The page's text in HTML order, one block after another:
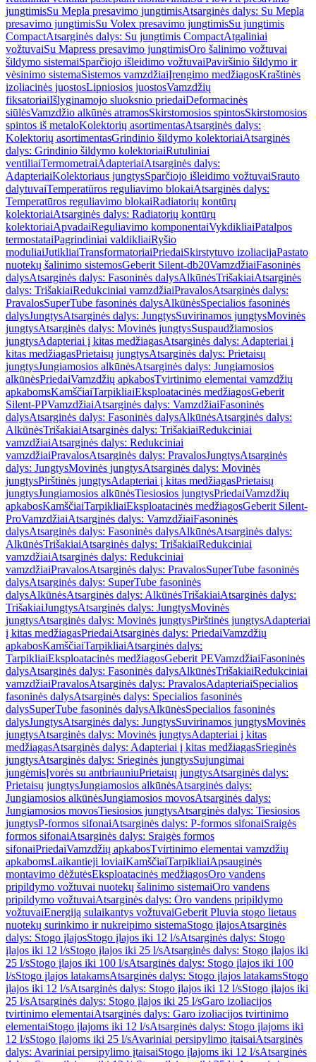
jungtimisSu Mepla presavimo jungtimisAtsarginės dalys: Su Mepla
presavimo jungtimisSu Volex presavimo jungtimisSu jungtimis
CompactAtsarginės dalys: Su jungtimis CompactAtgaliniai
vožtuvaiSu Mapress presavimo jungtimisOro šalinimo vožtuvai
šildymo sistemaiSparčiojo išleidimo vožtuvaiPaviršinio šildymo ir
vėsinimo sistemaSistemos vamzdžiaiĮrengimo medžiagosKraštinės
izoliacinės juostosLipniosios juostosVamzdžių
fiksatoriaiIšlyginamojo sluoksnio priedaiDeformacinės
siūlėsVamzdžio alkūnės atramosSkirstomosios spintosSkirstomosios
spintos iš metaloKolektorių asortimentasAtsarginės dalys:
Kolektorių asortimentasGrindinio šildymo kolektoriaiAtsarginės
dalys: Grindinio šildymo kolektoriaiRutuliniai
ventiliaiTermometraiAdapteriaiAtsarginės dalys:
AdapteriaiKolektoriaus jungtysSparčiojo išleidimo vožtuvaiSrauto
dalytuvaiTemperatūros reguliavimo blokaiAtsarginės dalys:
Temperatūros reguliavimo blokaiRadiatorių kontūrų
kolektoriaiAtsarginės dalys: Radiatorių kontūrų
kolektoriaiApvadaiReguliavimo komponentaiVykdikliaiPatalpos
termostataiPagrindiniai valdikliaiRyšio
moduliaiJutikliaiTransformatoriaiPriedaiSkirstytuvo izoliacijaPastato
nuotekų šalinimo sistemosGeberit Silent-db20VamzdžiaiFasoninės
dalysAtsarginės dalys: Fasoninės dalysAlkūnėsTrišakiaiAtsarginės
dalys: TrišakiaiRedukciniai vamzdžiaiPravalosAtsarginės dalys:
PravalosSuperTube fasoninės dalysAlkūnėsSpecialios fasoninės
dalysJungtysAtsarginės dalys: JungtysSuvirinamos jungtysMovinės
jungtysAtsarginės dalys: Movinės jungtysSuspaudžiamosios
jungtysAdapteriai į kitas medžiagasAtsarginės dalys: Adapteriai į
kitas medžiagasPrietaisų jungtysAtsarginės dalys: Prietaisų
jungtysJungiamosios alkūnėsAtsarginės dalys: Jungiamosios
alkūnėsPriedaiVamzdžių apkabosTvirtinimo elementai vamzdžių
apkabomsKamščiaiTarpikliaiEksploatacinės medžiagosGeberit
Silent-PPVamzdžiaiAtsarginės dalys: VamzdžiaiFasoninės
dalysAtsarginės dalys: Fasoninės dalysAlkūnėsAtsarginės dalys:
AlkūnėsTrišakiaiAtsarginės dalys: TrišakiaiRedukciniai
vamzdžiaiAtsarginės dalys: Redukciniai
vamzdžiaiPravalosAtsarginės dalys: PravalosJungtysAtsarginės
dalys: JungtysMovinės jungtysAtsarginės dalys: Movinės
jungtysPirštinės jungtysAdapteriai į kitas medžiagasPrietaisų
jungtysJungiamosios alkūnėsTiesiosios jungtysPriedaiVamzdžių
apkabosKamščiaiTarpikliaiEksploatacinės medžiagosGeberit Silent-
ProVamzdžiaiAtsarginės dalys: VamzdžiaiFasoninės
dalysAtsarginės dalys: Fasoninės dalysAlkūnėsAtsarginės dalys:
AlkūnėsTrišakiaiAtsarginės dalys: TrišakiaiRedukciniai
vamzdžiaiAtsarginės dalys: Redukciniai
vamzdžiaiPravalosAtsarginės dalys: PravalosSuperTube fasoninės
dalysAtsarginės dalys: SuperTube fasoninės
dalysAlkūnėsAtsarginės dalys: AlkūnėsTrišakiaiAtsarginės dalys:
TrišakiaiJungtysAtsarginės dalys: JungtysMovinės
jungtysAtsarginės dalys: Movinės jungtysPirštinės jungtysAdapteriai
į kitas medžiagasPriedaiAtsarginės dalys: PriedaiVamzdžių
apkabosKamščiaiTarpikliaiAtsarginės dalys:
TarpikliaiEksploatacinės medžiagosGeberit PEVamzdžiaiFasoninės
dalysAtsarginės dalys: Fasoninės dalysAlkūnėsTrišakiaiRedukciniai
vamzdžiaiPravalosAtsarginės dalys: PravalosAdapteriaiSpecialios
fasoninės dalysAtsarginės dalys: Specialios fasoninės
dalysSuperTube fasoninės dalysAlkūnėsSpecialios fasoninės
dalysJungtysAtsarginės dalys: JungtysSuvirinamos jungtysMovinės
jungtysAtsarginės dalys: Movinės jungtysAdapteriai į kitas
medžiagasAtsarginės dalys: Adapteriai į kitas medžiagasSrieginės
jungtysAtsarginės dalys: Srieginės jungtysSujungimai
jungėmisĮvorės su antbriauniuPrietaisų jungtysAtsarginės dalys:
Prietaisų jungtysJungiamosios alkūnėsAtsarginės dalys:
Jungiamosios alkūnėsJungiamosios movosAtsarginės dalys:
Jungiamosios movosTiesiosios jungtysAtsarginės dalys: Tiesiosios
jungtysP-formos sifonaiAtsarginės dalys: P-formos sifonaiSraigės
formos sifonaiAtsarginės dalys: Sraigės formos
sifonaiPriedaiVamzdžių apkabosTvirtinimo elementai vamzdžių
apkabomsLaikantieji loviaiKamščiaiTarpikliaiApsauginės
montavimo dėžutėsEksploatacinės medžiagosOro vandens
pripildymo vožtuvai nuotekų šalinimo sistemaiOro vandens
pripildymo vožtuvaiAtsarginės dalys: Oro vandens pripildymo
vožtuvaiEnergiją sulaikantys vožtuvaiGeberit Pluvia stogo lietaus
nuotekų surinkimo ir nukreipimo sistemaStogo įlajosAtsarginės
dalys: Stogo įlajosStogo įlajos iki 12 l/sAtsarginės dalys: Stogo
įlajos iki 12 l/sStogo įlajos iki 25 l/sAtsarginės dalys: Stogo įlajos iki
25 l/sStogo įlajos iki 100 l/sAtsarginės dalys: Stogo įlajos iki 100
l/sStogo įlajos latakamsAtsarginės dalys: Stogo įlajos latakamsStogo
įlajos iki 12 l/sAtsarginės dalys: Stogo įlajos iki 12 l/sStogo įlajos iki
25 l/sAtsarginės dalys: Stogo įlajos iki 25 l/sGaro izoliacijos
tvirtinimo elementaiAtsarginės dalys: Garo izoliacijos tvirtinimo
elementaiStogo įlajoms iki 12 l/sAtsarginės dalys: Stogo įlajoms iki
12 l/sStogo įlajoms iki 25 l/sAvariniai persipylimo įtaisaiAtsarginės
dalys: Avariniai persipylimo įtaisaiStogo įlajoms iki 12 l/sAtsarginės